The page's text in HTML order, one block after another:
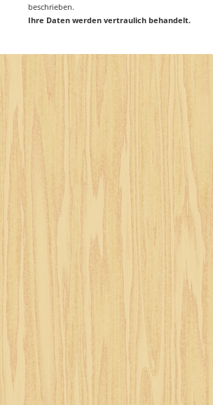
beschrieben.
Ihre Daten werden vertraulich behandelt.